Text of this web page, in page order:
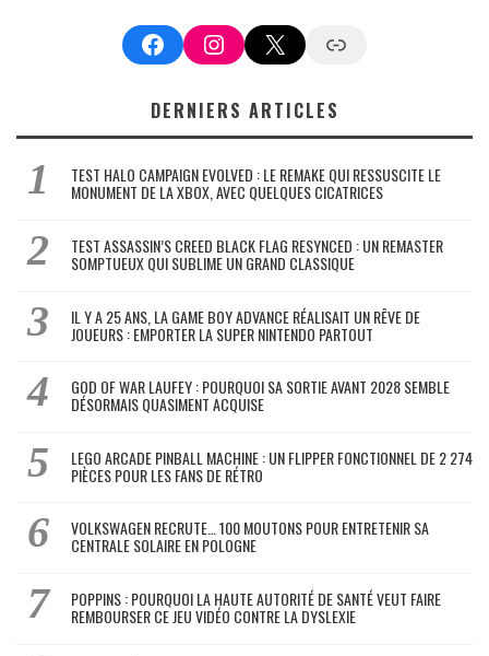
FacebookInstagram
X Google News
DERNIERS ARTICLES
TEST HALO CAMPAIGN EVOLVED : LE REMAKE QUI RESSUSCITE LE
MONUMENT DE LA XBOX, AVEC QUELQUES CICATRICES
TEST ASSASSIN’S CREED BLACK FLAG RESYNCED : UN REMASTER
SOMPTUEUX QUI SUBLIME UN GRAND CLASSIQUE
IL Y A 25 ANS, LA GAME BOY ADVANCE RÉALISAIT UN RÊVE DE
JOUEURS : EMPORTER LA SUPER NINTENDO PARTOUT
GOD OF WAR LAUFEY : POURQUOI SA SORTIE AVANT 2028 SEMBLE
DÉSORMAIS QUASIMENT ACQUISE
LEGO ARCADE PINBALL MACHINE : UN FLIPPER FONCTIONNEL DE 2 274
PIÈCES POUR LES FANS DE RÉTRO
VOLKSWAGEN RECRUTE… 100 MOUTONS POUR ENTRETENIR SA
CENTRALE SOLAIRE EN POLOGNE
POPPINS : POURQUOI LA HAUTE AUTORITÉ DE SANTÉ VEUT FAIRE
REMBOURSER CE JEU VIDÉO CONTRE LA DYSLEXIE